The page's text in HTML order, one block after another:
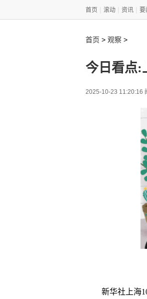
首页 滚动 资讯 要
首页 > 观察 >
今日看点:
2025-10-23 11:20:16
新华社上海